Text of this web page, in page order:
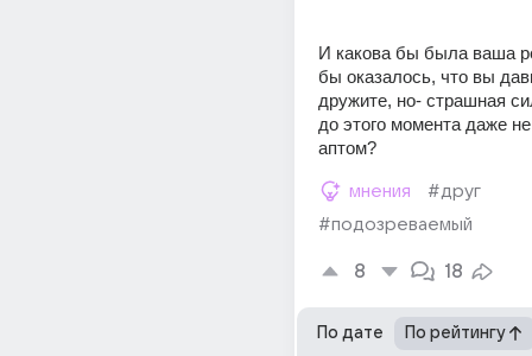
И какова бы была ваша
бы оказалось, что вы
дружите, но- страшная
до этого момента даже
аптом?
мнения
#друг
#подозреваемый
8 18
По дате По рейтингу